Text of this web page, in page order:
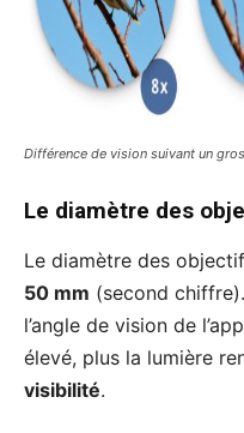
Différence de vision suivant un
Le diamètre des
Le diamètre des
50 mm (second
l’angle de vision de
élevé, plus la lumière
visibilité.